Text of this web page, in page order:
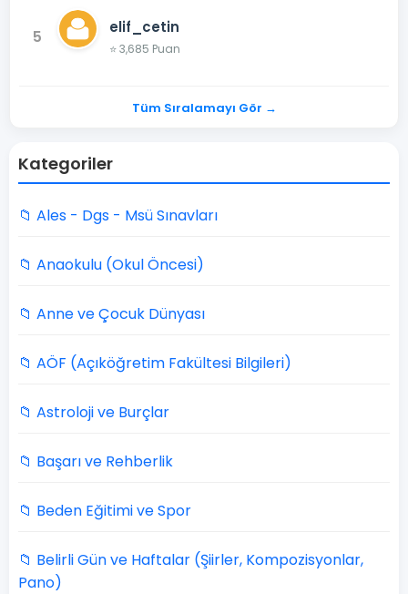
5 elif_cetin
⭐ 3,685 Puan
Tüm Sıralamayı Gör →
Kategoriler
📁 Ales - Dgs - Msü Sınavları
📁 Anaokulu (Okul Öncesi)
📁 Anne ve Çocuk Dünyası
📁 AÖF (Açıköğretim Fakültesi Bilgileri)
📁 Astroloji ve Burçlar
📁 Başarı ve Rehberlik
📁 Beden Eğitimi ve Spor
📁 Belirli Gün ve Haftalar (Şiirler, Kompozisyonlar,
Pano)